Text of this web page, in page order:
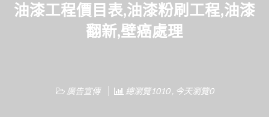
油漆工程價目表,油漆粉刷工程,油漆
翻新,壁癌處理
廣告宣傳 總瀏覽1010 , 今天瀏覽0